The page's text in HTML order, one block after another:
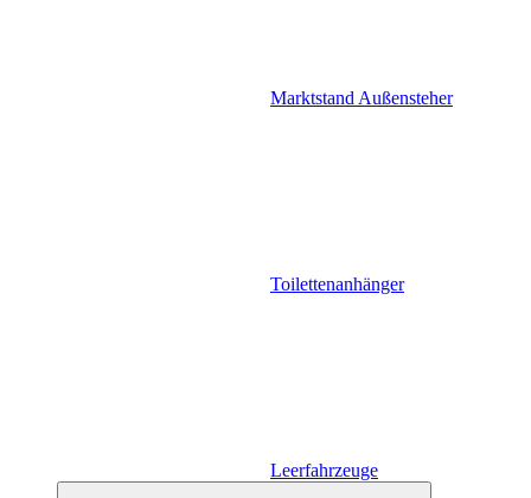
Marktstand Außensteher
Toilettenanhänger
Leerfahrzeuge